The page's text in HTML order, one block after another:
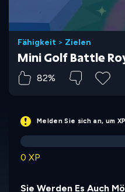
Fähigkeit > Zielen
Mini Golf Battle
82%
Melden Sie sich an, um
0 XP
Sie Werden Es Auch